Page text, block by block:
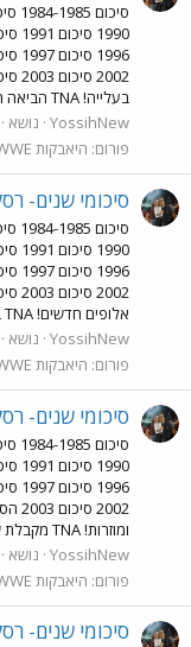
בעלייה! TNA הביאה רכש! ROH...
YossihNew נושא
פורום: היאבקות WWE
סיכומי שנים-
אלופים חדשים! TNA בעלייה! ROH...
YossihNew נושא
פורום: היאבקות WWE
סיכומי שנים-
ומוזרות! TNA מקבלת שידור! ROH...
YossihNew נושא
פורום: היאבקות WWE
סיכומי שנים-